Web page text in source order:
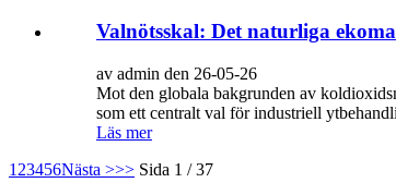
Valnötsskal: Det naturliga
av admin den 26-05-26
Mot den globala bakgrunden av
som ett centralt val för industriell
Läs mer
1 23456Nästa >>> Sida 1 / 37